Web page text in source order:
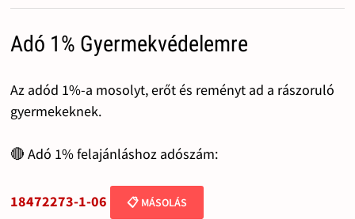
Adó 1% Gyermekvédelemre
Az adód 1%-a mosolyt, erőt és reményt ad a rászoruló
gyermekeknek.
🔴 Adó 1% felajánláshoz adószám:
18472273-1-06 📋 MÁSOLÁS